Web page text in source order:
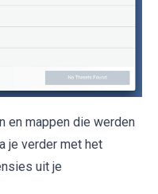
en mappen die werden
je verder met het
uit je